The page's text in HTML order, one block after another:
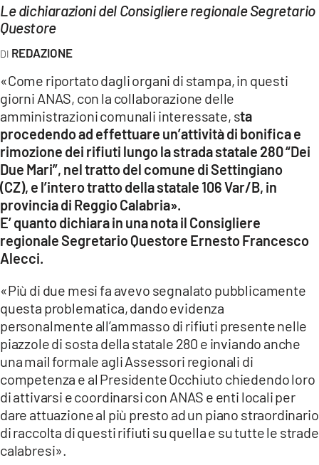
LAC TV
LaC
Network
LACPLAY.IT
LACTV.IT
LACONAIR.IT
LACITYMAG.IT
COSENZACHANNEL.IT
ILVIBONESE.IT
CATANZAROCHANNEL.IT
LACAPITALENEWS.IT
App
ANDROID
Le dichiarazioni del Consigliere regionale Segretario
Questore
REDAZIONE
«Come riportato dagli organi di stampa, in questi
giorni ANAS, con la collaborazione delle
amministrazioni comunali interessate, sta
procedendo ad effettuare un’attività di bonifica e
rimozione dei rifiuti lungo la strada statale 280 “Dei
Due Mari”, nel tratto del comune di Settingiano
(CZ), e l’intero tratto della statale 106 Var/B, in
provincia di Reggio Calabria».
E’ quanto dichiara in una nota il Consigliere
regionale Segretario Questore Ernesto Francesco
Alecci.
«Più di due mesi fa avevo segnalato pubblicamente
questa problematica, dando evidenza
personalmente all’ammasso di rifiuti presente nelle
piazzole di sosta della statale 280 e inviando anche
una mail formale agli Assessori regionali di
competenza e al Presidente Occhiuto chiedendo loro
di attivarsi e coordinarsi con ANAS e enti locali per
dare attuazione al più presto ad un piano straordinario
di raccolta di questi rifiuti su quella e su tutte le strade
calabresi».